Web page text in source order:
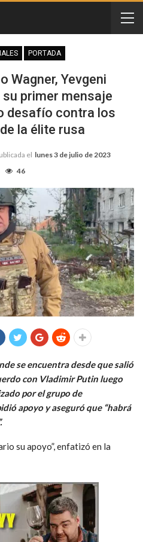
PORTADA
Wagner, Yevgeni
primer mensaje
desafío contra los
la élite rusa
el lunes 3 de julio de 2023
46
se encuentra desde que salió
con Vladimir Putin luego
por el grupo de
apoyo y aseguró que “habrá
su apoyo”, enfatizó en la